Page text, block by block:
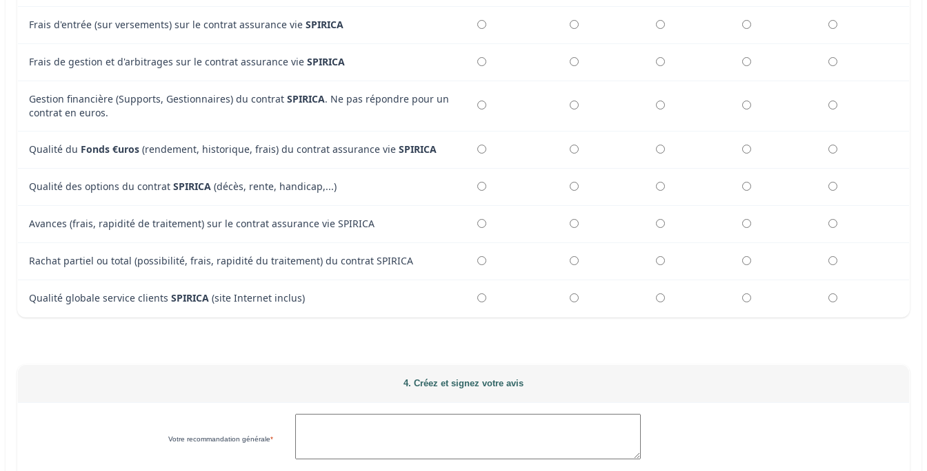
Frais d'entrée (sur versements) sur le contrat assurance vie SPIRICA
Frais de gestion et d'arbitrages sur le contrat assurance vie SPIRICA
Gestion financière (Supports, Gestionnaires) du contrat SPIRICA. Ne pas répondre pour un
contrat en euros.
Qualité du Fonds €uros (rendement, historique, frais) du contrat assurance vie SPIRICA
Qualité des options du contrat SPIRICA (décès, rente, handicap,...)
Avances (frais, rapidité de traitement) sur le contrat assurance vie SPIRICA
Rachat partiel ou total (possibilité, frais, rapidité du traitement) du contrat SPIRICA
Qualité globale service clients SPIRICA (site Internet inclus)
4. Créez et signez votre avis
Votre recommandation générale*